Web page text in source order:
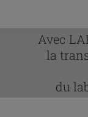
Avec
la
du